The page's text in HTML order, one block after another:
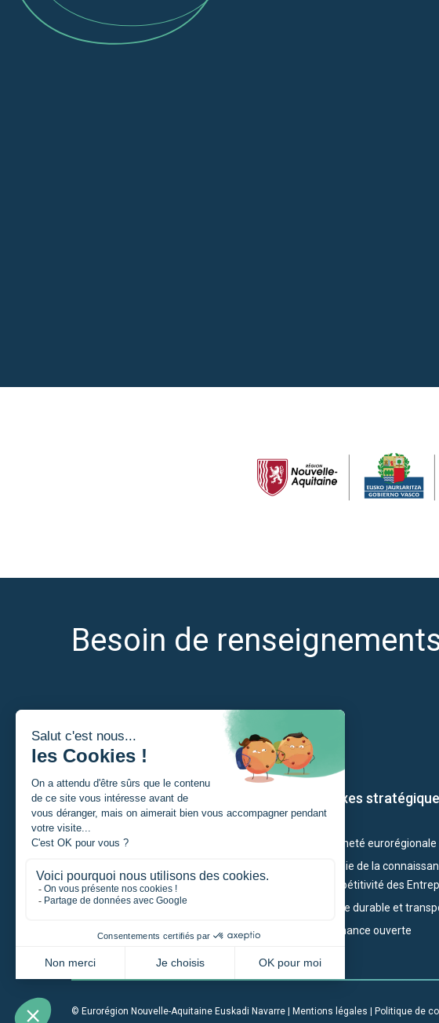
Besoin de
Je suis
Un porteur de projet
Une entreprise
Un particulier
Nos axes
Citoyenneté eurorégionale
Économie de la
et Compétitivité des
Territoire durable et
Gouvernance ouverte
© Eurorégion Nouvelle-Aquitaine Euskadi Navarre | Mentions légales Politique de